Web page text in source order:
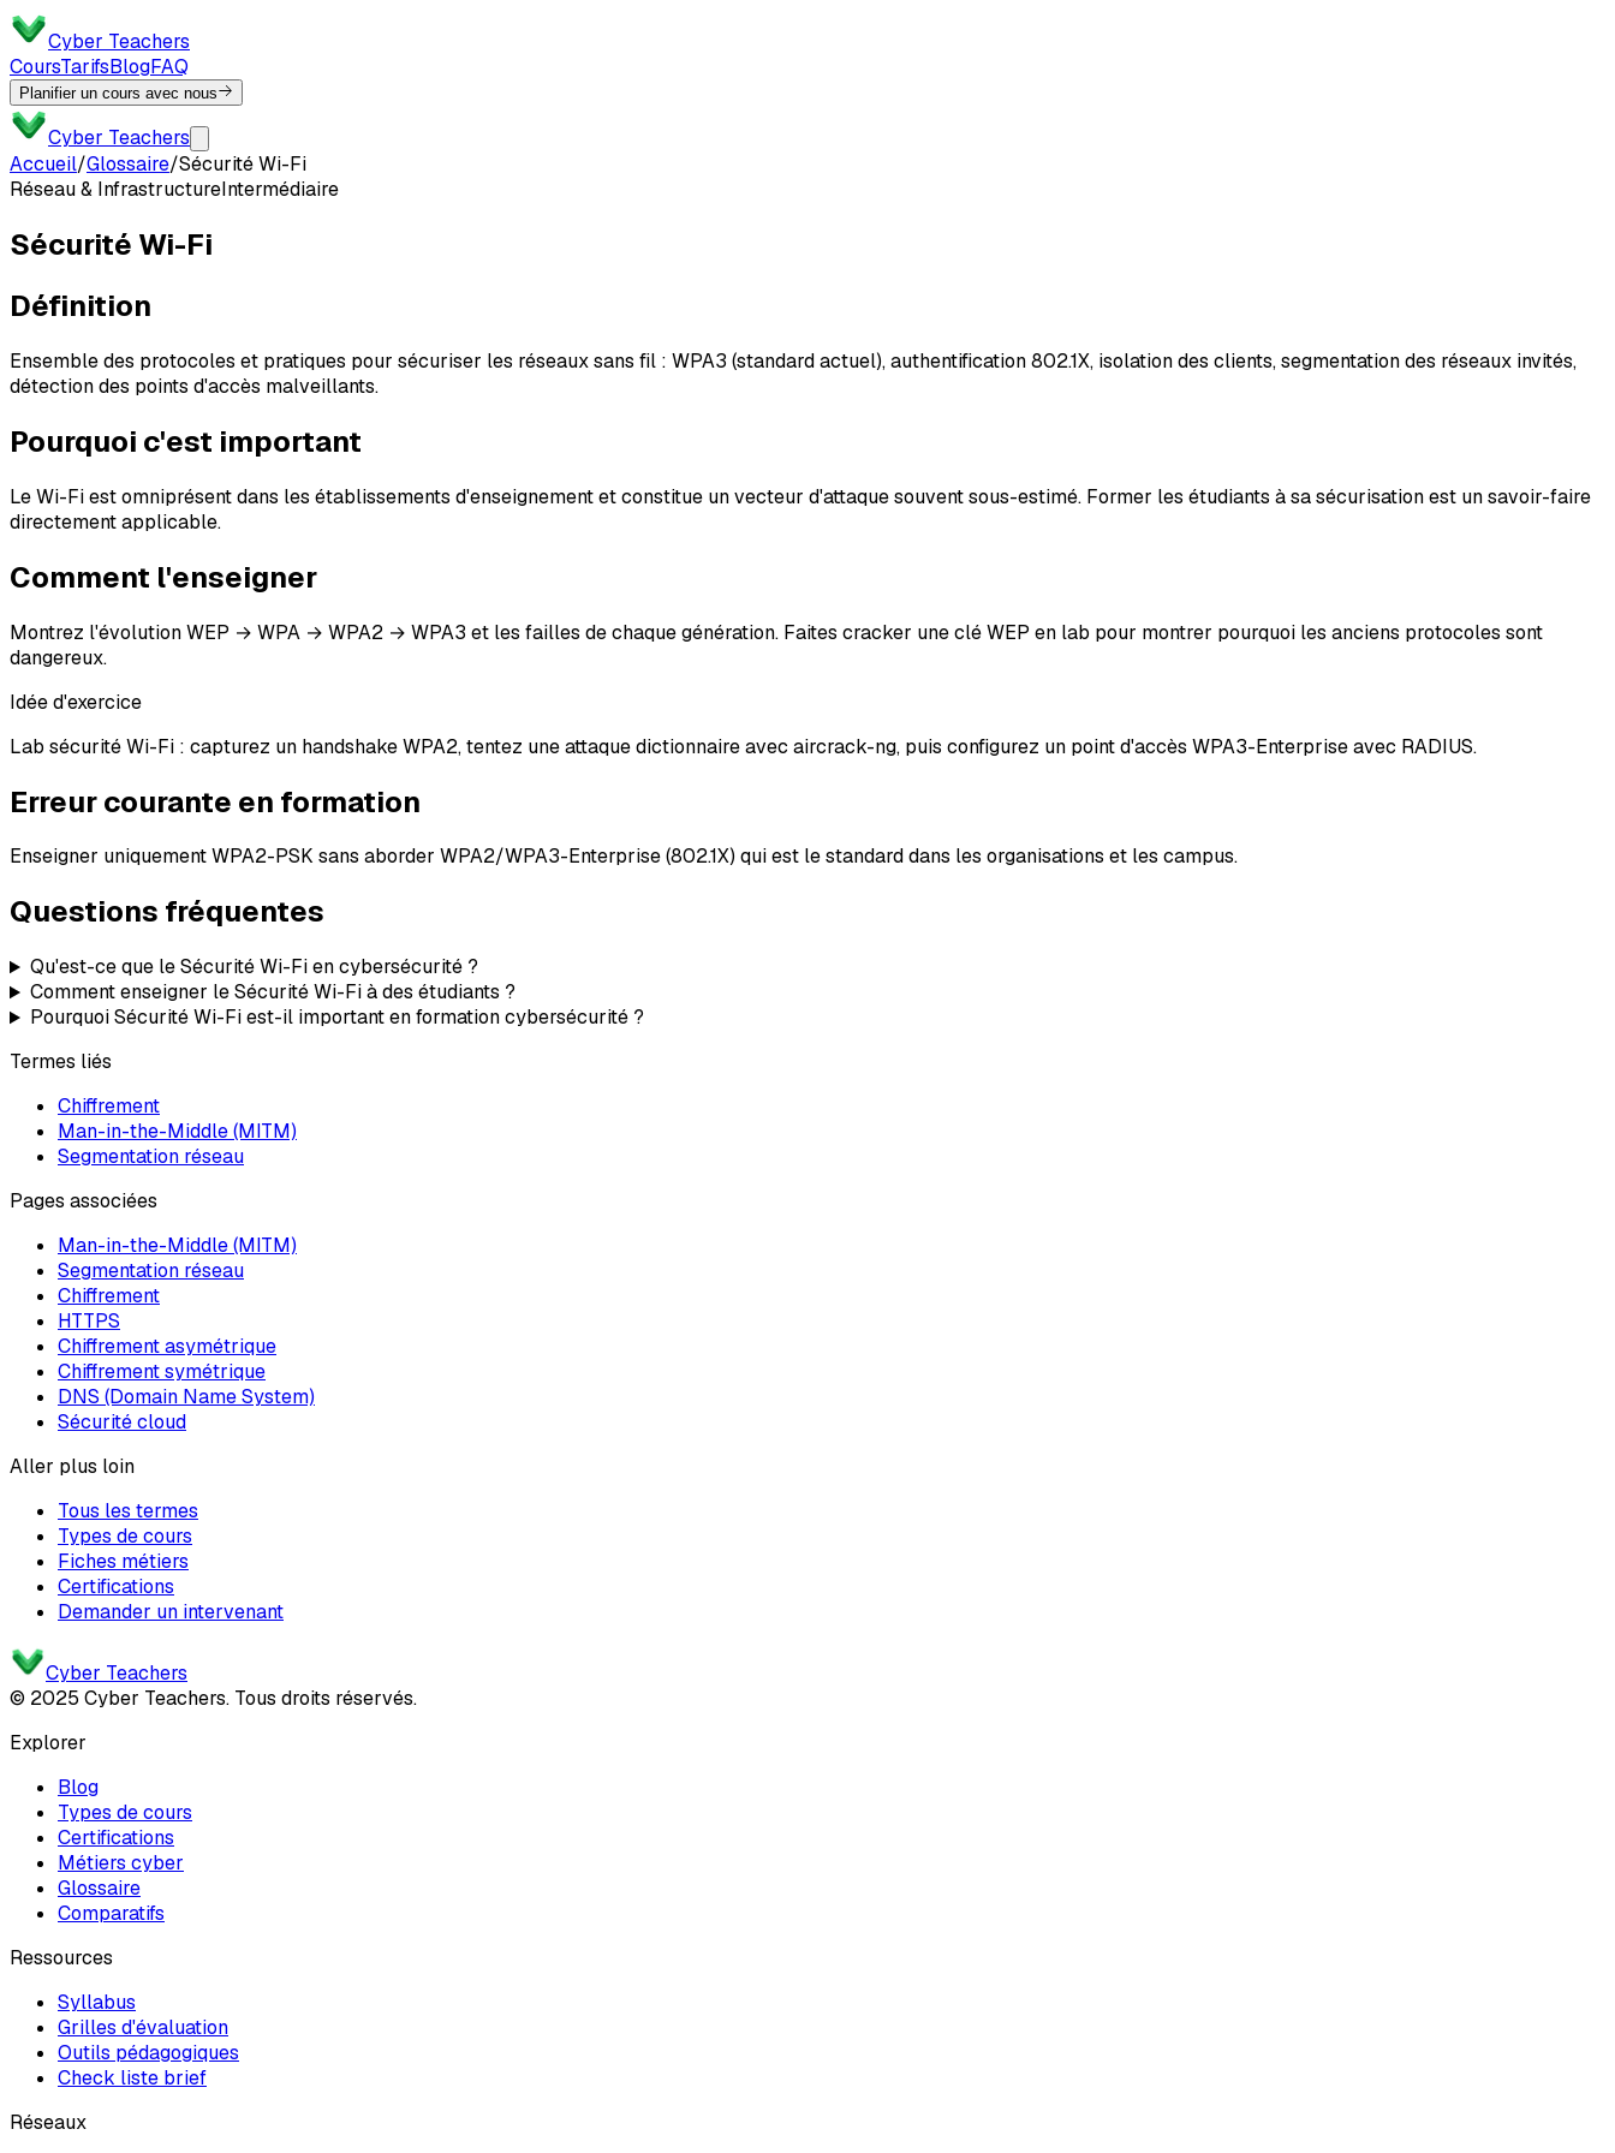
Cyber Teachers
CoursTarifsBlogFAQ
Planifier un cours avec nous
Cyber Teachers
Accueil/Glossaire/Sécurité Wi-Fi
Réseau & InfrastructureIntermédiaire
Sécurité Wi-Fi
Définition
Ensemble des protocoles et pratiques pour sécuriser les réseaux sans fil : WPA3 (standard actuel), authentification 802.1X, isolation des clients, segmentation des réseaux invités,
détection des points d'accès malveillants.
Pourquoi c'est important
Le Wi-Fi est omniprésent dans les établissements d'enseignement et constitue un vecteur d'attaque souvent sous-estimé. Former les étudiants à sa sécurisation est un savoir-faire
directement applicable.
Comment l'enseigner
Montrez l'évolution WEP → WPA → WPA2 → WPA3 et les failles de chaque génération. Faites cracker une clé WEP en lab pour montrer pourquoi les anciens protocoles sont
dangereux.
Idée d'exercice
Lab sécurité Wi-Fi : capturez un handshake WPA2, tentez une attaque dictionnaire avec aircrack-ng, puis configurez un point d'accès WPA3-Enterprise avec RADIUS.
Erreur courante en formation
Enseigner uniquement WPA2-PSK sans aborder WPA2/WPA3-Enterprise (802.1X) qui est le standard dans les organisations et les campus.
Questions fréquentes
Qu'est-ce que le Sécurité Wi-Fi en cybersécurité ?
Comment enseigner le Sécurité Wi-Fi à des étudiants ?
Pourquoi Sécurité Wi-Fi est-il important en formation cybersécurité ?
Termes liés
Chiffrement
Man-in-the-Middle (MITM)
Segmentation réseau
Pages associées
Man-in-the-Middle (MITM)
Segmentation réseau
Chiffrement
HTTPS
Chiffrement asymétrique
Chiffrement symétrique
DNS (Domain Name System)
Sécurité cloud
Aller plus loin
Tous les termes
Types de cours
Fiches métiers
Certifications
Demander un intervenant
Cyber Teachers
© 2025 Cyber Teachers. Tous droits réservés.
Explorer
Blog
Types de cours
Certifications
Métiers cyber
Glossaire
Comparatifs
Ressources
Syllabus
Grilles d'évaluation
Outils pédagogiques
Check liste brief
Réseaux